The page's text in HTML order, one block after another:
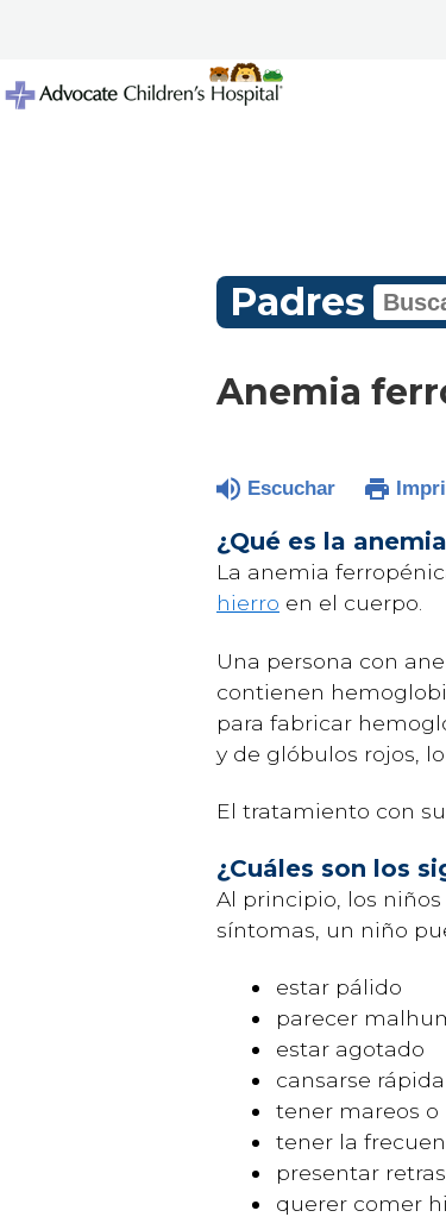
Padres
Anemia
Escuchar
¿Qué es la
La anemia
hierro en el cuerpo.
Una persona con
contienen
para fabricar
y de glóbulos rojos,
El tratamiento con
¿Cuáles son los
Al principio, los
síntomas, un niño
estar pálido
parecer
estar agotado
cansarse
tener mareos o
tener la
presentar
querer comer